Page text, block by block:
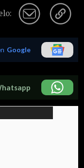
Google